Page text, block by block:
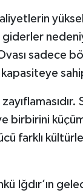
giderler
sadece
birbirini
farklı
Iğdır’ın